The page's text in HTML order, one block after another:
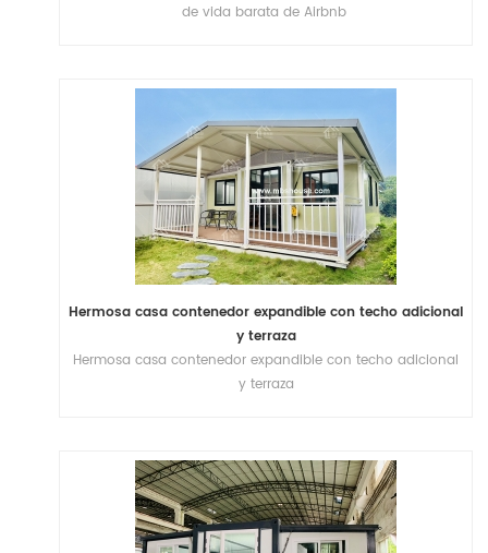
de vida barata de Airbnb
Hermosa casa contenedor expandible con techo adicional
y terraza
Hermosa casa contenedor expandible con techo adicional
y terraza